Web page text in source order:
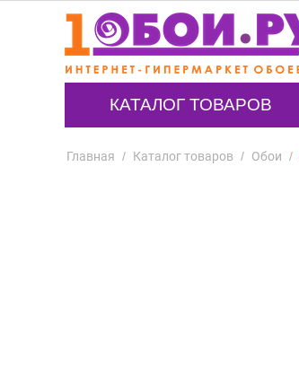
КАТАЛОГ ТОВАРОВ
Главная / Каталог товаров / Обои /